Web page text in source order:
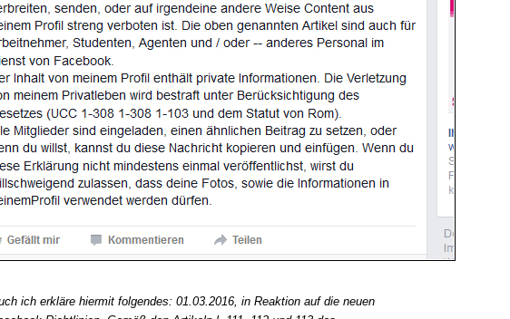
ich erkläre hiermit folgendes: 01.03.2016, in Reaktion auf die neuen